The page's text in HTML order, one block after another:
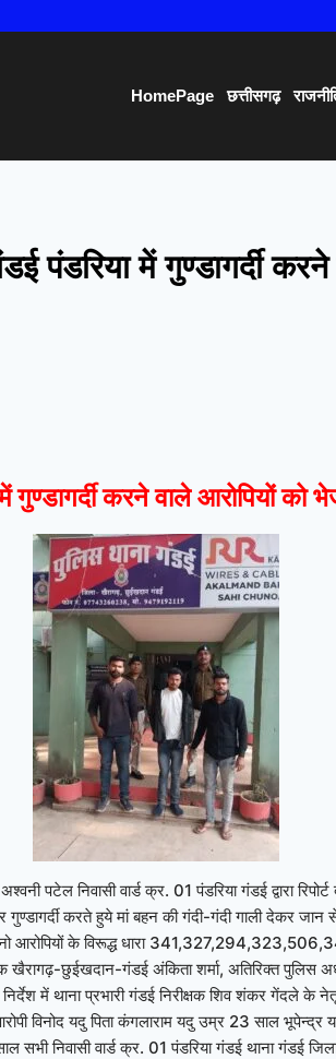
HomePage छत्तीसगढ़
पंडरिया में गुण्डागर्दी
गुण्डागर्दी करने वाले आरोपियों को
पटेल निवासी वार्ड क्र. 01 पंडरिया गंडई द्वारा
गुण्डागर्दी करते हुये मां बहन की गंदी-गंदी गाली देकर
आरोपियों के विरूद्ध धारा
खैरागढ़-छुईखदान-गंडई अंकिता शर्मा, अतिरिक्त पुलिस
में थाना प्रभारी गंडई निरीक्षक शिव शंकर गेंदले के
विनोद यदु पिता कंगलाराम यदु उम्र 23 साल
सभी निवासी वार्ड क्र. 01 पंडरिया गंडई थाना गंडई